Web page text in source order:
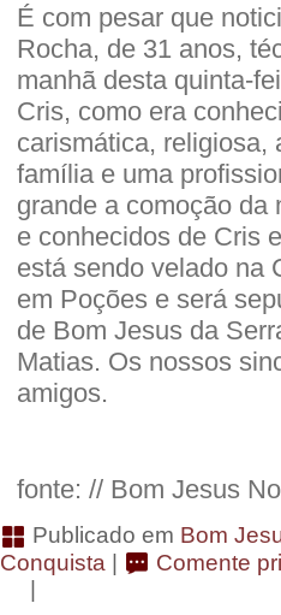
É com pesar que
Rocha, de 31 anos,
manhã desta quinta-
Cris, como era
carismática, religiosa,
família e uma
grande a comoção da
e conhecidos de Cris
está sendo velado na
em Poções e será
de Bom Jesus da
Matias. Os nossos
amigos.
fonte: // Bom Jesus
Publicado em Bom
Conquista |
Comente